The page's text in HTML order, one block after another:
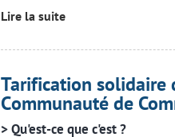
Lire la suite
Tarification solidaire
Communauté de
> Qu'est-ce que c'est ?